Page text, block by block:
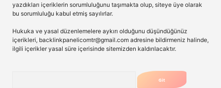
yazdıkları içeriklerin sorumluluğunu taşımakta olup, siteye üye olarak
bu sorumluluğu kabul etmiş sayılırlar.
Hukuka ve yasal düzenlemelere aykırı olduğunu düşündüğünüz
içerikleri, backlinkpanelicomtr@gmail.com adresine bildirmeniz halinde,
ilgili içerikler yasal süre içerisinde sitemizden kaldırılacaktır.